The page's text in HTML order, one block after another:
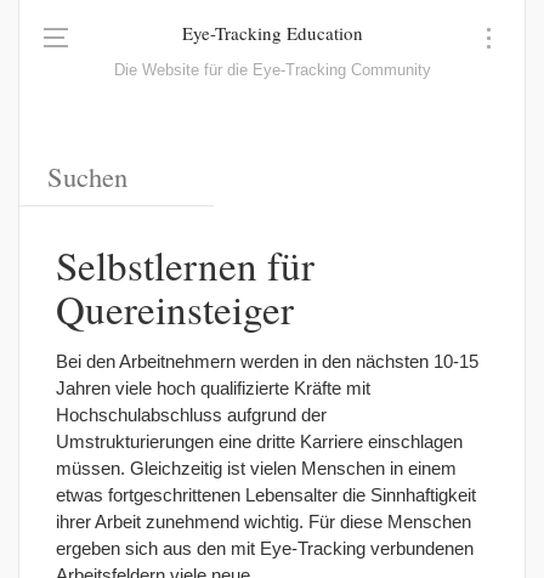
Eye-Tracking Education
Die Website für die Eye-Tracking Community
Selbstlernen für
Quereinsteiger
Bei den Arbeitnehmern werden in den nächsten 10-15
Jahren viele hoch qualifizierte Kräfte mit
Hochschulabschluss aufgrund der
Umstrukturierungen eine dritte Karriere einschlagen
müssen. Gleichzeitig ist vielen Menschen in einem
etwas fortgeschrittenen Lebensalter die Sinnhaftigkeit
ihrer Arbeit zunehmend wichtig. Für diese Menschen
ergeben sich aus den mit Eye-Tracking verbundenen